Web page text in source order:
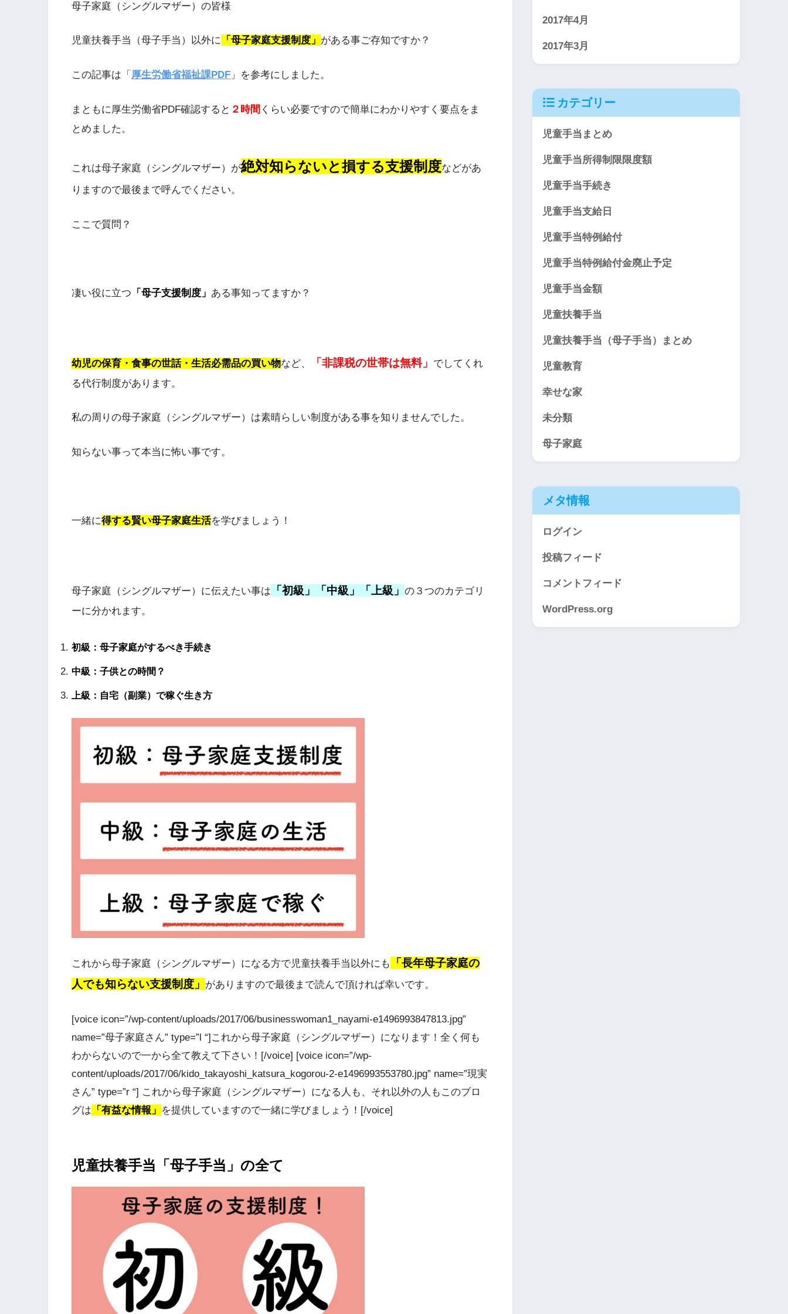
母子家庭（シングルマザー）の皆様
児童扶養手当（母子手当）以外に 「母子家庭支援制度」 がある事ご存知ですか？
この記事は「 厚生労働省福祉課PDF 」を参考にしました。
まともに厚生労働省PDF確認すると ２時間 くらい必要ですので簡単にわかりやすく要点をま
とめました。
これは母子家庭（シングルマザー）が絶対知らないと損する支援制度などがあ
りますので最後まで呼んでください。
ここで質問？
凄い役に立つ 「母子支援制度」 ある事知ってますか？
幼児の保育・食事の世話・生活必需品の買い物など、 「非課税の世帯は無料」 でしてくれ
る代行制度があります。
私の周りの母子家庭（シングルマザー）は素晴らしい制度がある事を知りませんでした。
知らない事って本当に怖い事です。
一緒に得する賢い母子家庭生活を学びましょう！
母子家庭（シングルマザー）に伝えたい事は 「初級」「中級」「上級」 の３つのカテゴリ
ーに分かれます。
初級：母子家庭がするべき手続き
中級：子供との時間？
上級：自宅（副業）で稼ぐ生き方
これから母子家庭（シングルマザー）になる方で児童扶養手当以外にも
「長年母子家庭の
人でも知らない支援制度」 がありますので最後まで読んで頂ければ幸いです。
[voice icon=”/wp-content/uploads/2017/06/businesswoman1_nayami-e1496993847813.jpg”
name=”母子家庭さん” type=”l “]これから母子家庭（シングルマザー）になります！全く何も
わからないので一から全て教えて下さい！[/voice] [voice icon=”/wp-
content/uploads/2017/06/kido_takayoshi_katsura_kogorou-2-e1496993553780.jpg” name=”現実
さん” type=”r “] これから母子家庭（シングルマザー）になる人も、それ以外の人もこのブロ
グは 「有益な情報」 を提供していますので一緒に学びましょう！[/voice]
児童扶養手当「母子手当」の全て
2017年4月
2017年3月
カテゴリー
児童手当まとめ
児童手当所得制限限度額
児童手当手続き
児童手当支給日
児童手当特例給付
児童手当特例給付金廃止予定
児童手当金額
児童扶養手当
児童扶養手当（母子手当）まとめ
児童教育
幸せな家
未分類
母子家庭
メタ情報
ログイン
投稿フィード
コメントフィード
WordPress.org